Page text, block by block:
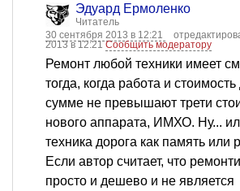
Эдуард Ермоленко
Читатель
30 сентября 2013 в 12:21
2013 в 12:21Сообщить модератору
Ремонт любой техники имеет
тогда, когда работа и
сумме не превышают трети
нового аппарата, ИМХО. Ну...
техника дорога как память или
Если автор считает, что
просто и дешево и не является